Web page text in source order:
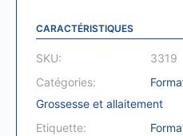
CARACTÉRISTIQUES
SKU:
3319
Catégories:
Grossesse et allaitement
Etiquette: